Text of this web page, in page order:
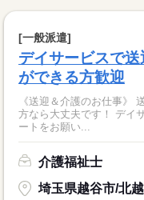
[一般派遣]
デイサービスで
ができる方歓迎
《送迎＆介護のお仕事》 送迎はご近所中心◎ 日常生活で運転をする
方なら大丈夫です！ デイサービスで、 利用者さんの日常生活の サポ
ートをお願い...
介護福祉士
埼玉県越谷市/北